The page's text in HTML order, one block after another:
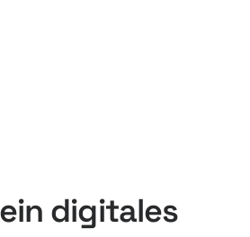
digitales